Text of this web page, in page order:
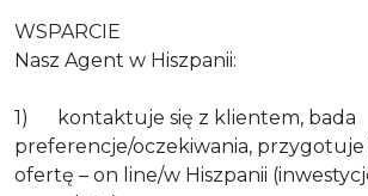
WSPARCIE
Nasz Agent w Hiszpanii:
1) kontaktuje się z klientem, bada
preferencje/oczekiwania,
ofertę – on line/w Hiszpanii